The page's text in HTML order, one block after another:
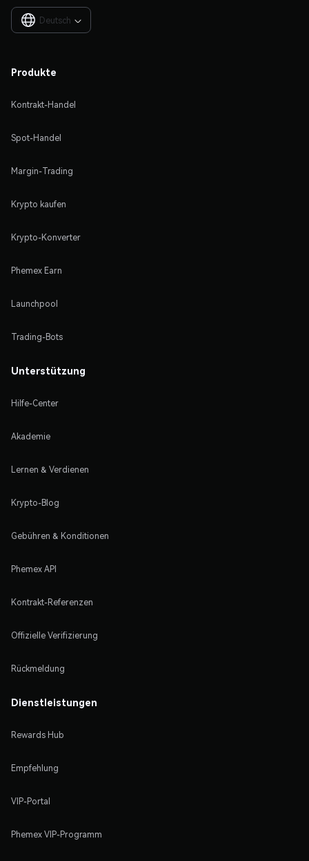
Deutsch 
Produkte
Kontrakt-Handel
Spot-Handel
Margin-Trading
Krypto kaufen
Krypto-Konverter
Phemex Earn
Launchpool
Trading-Bots
Unterstützung
Hilfe-Center
Akademie
Lernen & Verdienen
Krypto-Blog
Gebühren & Konditionen
Phemex API
Kontrakt-Referenzen
Offizielle Verifizierung
Rückmeldung
Dienstleistungen
Rewards Hub
Empfehlung
VIP-Portal
Phemex VIP-Programm